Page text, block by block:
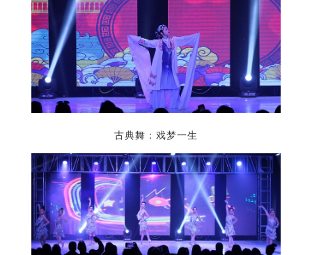
古典舞：戏梦一生